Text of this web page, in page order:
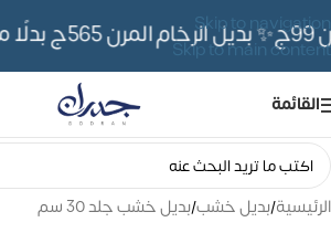
Skip to navigation
Skip to main content
✨ بديل الرخام المرن 565ج بدلًا من 690ج لفترة محدوده
القائمة
الرئيسية/بديل خشب/بديل خشب جلد 30 سم